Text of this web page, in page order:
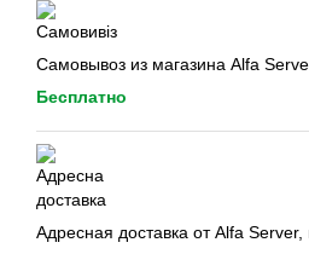
Самовывоз из магазина Alfa
Бесплатно
Адресная доставка от Alfa Server,